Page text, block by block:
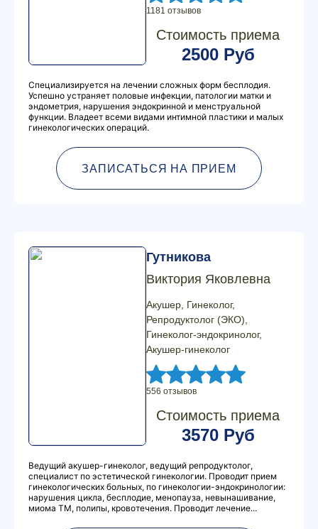
1181 отзывов
Стоимость приема
2500 Руб
Специализируется на лечении сложных форм бесплодия.
Успешно устраняет половые инфекции, патологии матки и
эндометрия, нарушения эндокринной и менструальной
функции. Владеет всеми видами интимной пластики и малых
гинекологических операций.
ЗАПИСАТЬСЯ НА ПРИЕМ
Гутникова
Виктория Яковлевна
Акушер, Гинеколог,
Репродуктолог (ЭКО),
Гинеколог-эндокринолог,
Акушер-гинеколог
556 отзывов
Стоимость приема
3570 Руб
Ведущий акушер-гинеколог, ведущий репродуктолог,
специалист по эстетической гинекологии. Проводит прием
гинекологических больных, по гинекологии-эндокринологии:
нарушения цикла, бесплодие, менопауза, невынашивание,
миома ТМ, полипы, кровотечения. Проводит лечение...